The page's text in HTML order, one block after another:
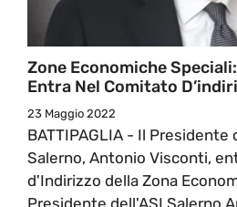
Zone Economiche
Entra Nel Comitato
23 Maggio 2022
BATTIPAGLIA - Il Presidente
Salerno, Antonio Visconti,
d'Indirizzo della Zona
Presidente dell'ASI Salerno